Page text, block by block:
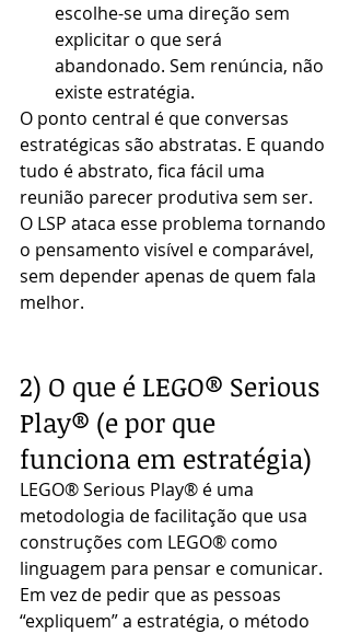
escolhe-se uma direção sem
explicitar o que será
abandonado. Sem renúncia, não
existe estratégia.
O ponto central é que conversas
estratégicas são abstratas. E quando
tudo é abstrato, fica fácil uma
reunião parecer produtiva sem ser.
O LSP ataca esse problema tornando
o pensamento visível e comparável,
sem depender apenas de quem fala
melhor.
2) O que é LEGO® Serious
Play® (e por que
funciona em estratégia)
LEGO® Serious Play® é uma
metodologia de facilitação que usa
construções com LEGO® como
linguagem para pensar e comunicar.
Em vez de pedir que as pessoas
“expliquem” a estratégia, o método